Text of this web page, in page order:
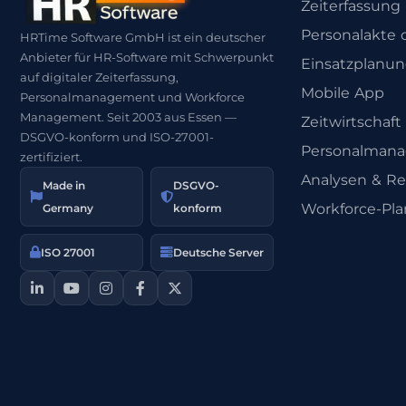
HRTime Software GmbH ist ein deutscher
Anbieter für HR-Software mit Schwerpunkt
auf digitaler Zeiterfassung,
Personalmanagement und Workforce
Management. Seit 2003 aus Essen —
DSGVO-konform und ISO-27001-
zertifiziert.
Made in
Germany
DSGVO-
konform
ISO 27001 Deutsche Server
Zeiterfassung
Personalakte
Mobile App
Zeitwirtschaft
Analysen &
Workforce-